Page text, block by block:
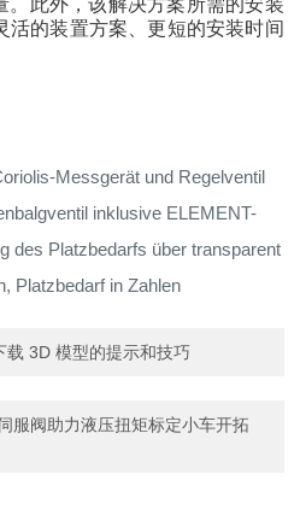
活的装置方案、更短的安装时间
决方案
载 3D 模型的提示和技巧
服阀助力液压扭矩标定小车开拓